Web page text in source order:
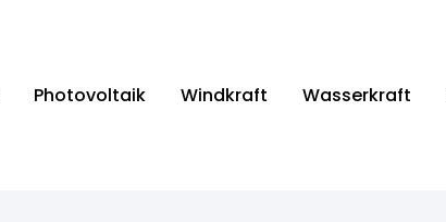
Photovoltaik Windkraft Wasserkraft